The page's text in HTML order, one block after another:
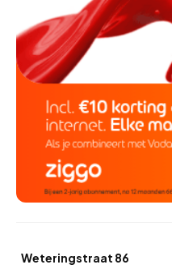
11 uur geleden ontdekt
Weteringstraat 86